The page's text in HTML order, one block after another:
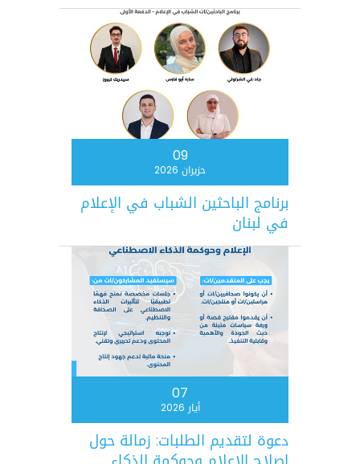
09
حزيران 2026
برنامج الباحثين الشباب في الإعلام
في لبنان
07
أيار 2026
دعوة لتقديم الطلبات: زمالة حول